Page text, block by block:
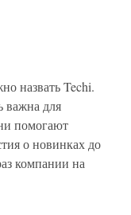
назвать Techi.
важна для
помогают
о новинках до
компании на